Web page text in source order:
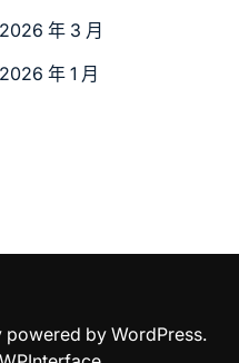
2026 年 3 月
2026 年 1 月
by WordPress.